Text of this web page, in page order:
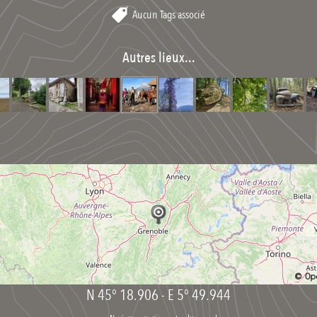
Aucun Tags associé
Autres lieux...
N 45° 18.906-E 5° 49.944